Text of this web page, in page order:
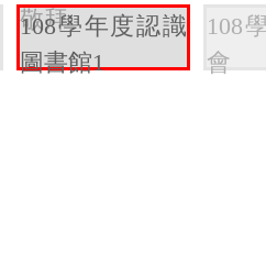
敬拜
108學年度認識
圖書館1
108
會